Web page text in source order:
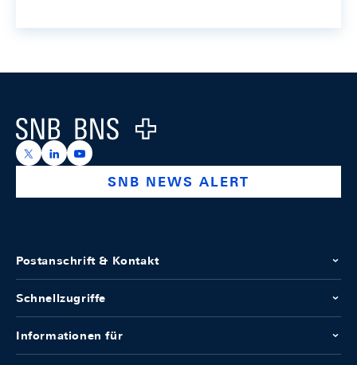
Logo
https://x.com/snb_bns
https://ch.linkedin.com/company/swiss-national-
https://www.youtube.com/@swissnationalbank
SNB NEWS ALERT
Postanschrift & Kontakt
Schnellzugriffe
Informationen für